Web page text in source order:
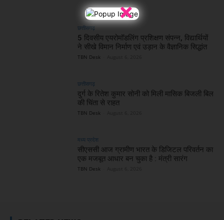
×
छत्तीसगढ़
5 दिवसीय एयरोमॉडलिंग प्रशिक्षण संपन्न, विद्यार्थियों
ने सीखे विमान निर्माण एवं उड़ान के वैज्ञानिक सिद्धांत
TBN Desk
छत्तीसगढ़
दुर्ग के रितेश कुमार सोनी को मिली मासिक बिजली बिल
की चिंता से राहत
TBN Desk
मध्य प्रदेश
सीएससी आज ग्रामीण भारत के डिजिटल परिवर्तन का
एक मजबूत आधार बन चुका है : मंत्री सारंग
TBN Desk